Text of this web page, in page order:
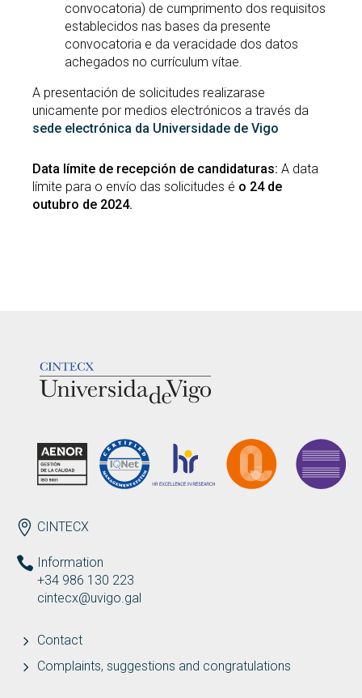
convocatoria) de cumprimento dos requisitos
establecidos nas bases da presente
convocatoria e da veracidade dos datos
achegados no currículum vítae.
A presentación de solicitudes realizarase
unicamente por medios electrónicos a través da
sede electrónica da Universidade de Vigo
Data límite de recepción de candidaturas: A data
límite para o envío das solicitudes é o 24 de
outubro de 2024.
ENDEREZO EN
CINTECX
Information
+34 986 130 223
cintecx@uvigo.gal
Contact
Complaints, suggestions and congratulations